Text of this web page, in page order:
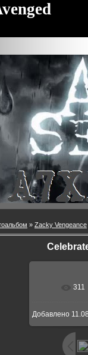
» Zacky Vengeance
В 311
Добавлено